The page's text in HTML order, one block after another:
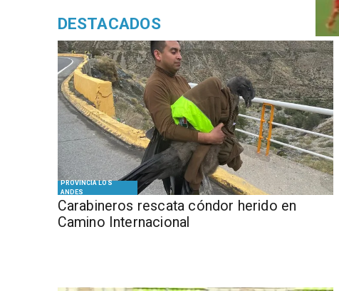
PROVINCIA LOS
ANDES
Carabineros rescata cóndor herido en
Camino Internacional
DESTACADOS